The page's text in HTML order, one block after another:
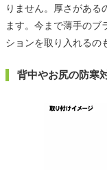
りません。厚さがある
ます。今まで薄手のブ
ションを取り入れるの
背中やお尻の防寒